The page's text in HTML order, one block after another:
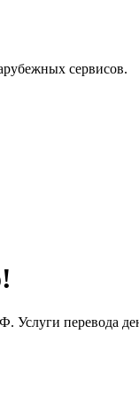
сервисов.
Услуги